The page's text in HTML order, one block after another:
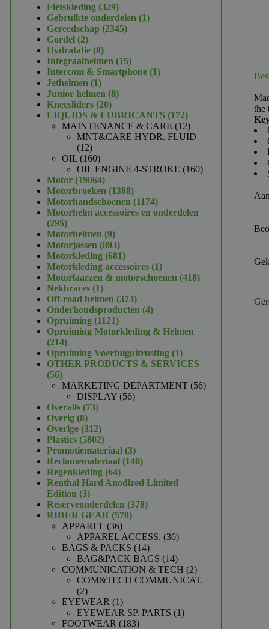
the
producten
Fietskleding 329329
producten
Gebruikte onderdelen 11
Gereedschap 23452345
Gordel 22
producten
Hydratatie 88
producten
Integraalhelmen 1515
producten
Intercom & Smartphone 11
Jethelmen 11
product
Junior helmen 88
Kneesliders 2020
producten
LIQUIDS & LUBRICANTS 172172
producten
MAINTENANCE & CARE 1212
producten
MNT&CARE HYDR. FLUID
1212
producten
OIL 160160
producten
OIL ENGINE 4-STROKE 160160
Motor 1906419064
producten
Motorbroeken 13881388
producten
Motorhandschoenen 11741174
producten
Motorhelm accessoires en onderdelen
295295
producten
Motorhelmen 99
producten
Motorjassen 893893
producten
Motorkleding 681681
producten
Motorkleding accessoires 11
product
Motorlaarzen & motorschoenen 418418
Nekbraces 11
product
Off-road helmen 373373
producten
Onderhoudsproducten 44
Opruiming 11211121
producten
Opruiming Motorkleding & Helmen
214214
producten
Opruiming Voertuiguitrusting 11
product
OTHER PRODUCTS & SERVICES
5656
producten
MARKETING DEPARTMENT 5656
DISPLAY 5656
Overalls 7373
Overig 88
producten
Overige 312312
producten
Plastics 58025802
producten
Promotiemateriaal 33
producten
Reclamemateriaal 140140
Regenkleding 6464
producten
Renthal Hard Anodized Limited
Edition 33
producten
Reserveonderdelen 378378
RIDER GEAR 578578
APPAREL 3636
producten
APPAREL ACCESS. 3636
BAGS & PACKS 1414
producten
BAG&PACK BAGS 1414
producten
COMMUNICATION & TECH 22
producten
COM&TECH COMMUNICAT.
22
producten
EYEWEAR 11
product
EYEWEAR SP. PARTS 11
FOOTWEAR 183183